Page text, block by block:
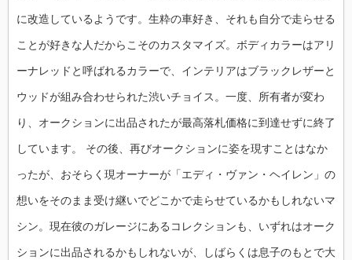
に改造しているようです。生粋の車好き、それも自分で走らせる
ことが好きな人だからこそのカスタマイズ。ボディカラーはアリ
ーナレッドと呼ばれるカラーで、インテリアはブラックレザーと
ウッドが組み合わせられた渋いチョイス。一度、所有者が変わ
り、オークションに出品されたが最高落札価格に到達せずに終了
しています。 その後、再びオークションに姿を現すことはなか
ったが、おそらく現オーナーが「エディ・ヴァン・ヘイレン」の
想いをそのまま受け継いでどこかで走らせているかもしれないマ
シン。現在彼のガレージにあるコレクションも、いずれはオーク
ションに出品されるかもしれないが、しばらくは息子のもとで大